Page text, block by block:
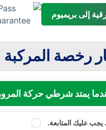
إلى بريميوم
رخصة المركبة
يجب عليك المتابعة.